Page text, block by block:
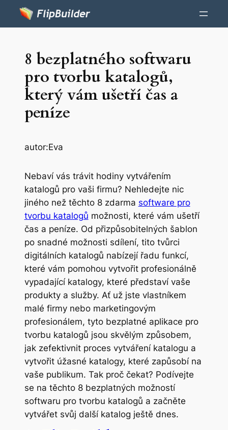
8 bezplatného softwaru
pro tvorbu katalogů,
který vám ušetří čas a
peníze
autor:Eva
Nebaví vás trávit hodiny vytvářením
katalogů pro vaši firmu? Nehledejte nic
jiného než těchto 8 zdarma software pro
tvorbu katalogů možnosti, které vám ušetří
čas a peníze. Od přizpůsobitelných šablon
po snadné možnosti sdílení, tito tvůrci
digitálních katalogů nabízejí řadu funkcí,
které vám pomohou vytvořit profesionálně
vypadající katalogy, které představí vaše
produkty a služby. Ať už jste vlastníkem
malé firmy nebo marketingovým
profesionálem, tyto bezplatné aplikace pro
tvorbu katalogů jsou skvělým způsobem,
jak zefektivnit proces vytváření katalogu a
vytvořit úžasné katalogy, které zapůsobí na
vaše publikum. Tak proč čekat? Podívejte
se na těchto 8 bezplatných možností
softwaru pro tvorbu katalogů a začněte
vytvářet svůj další katalog ještě dnes.